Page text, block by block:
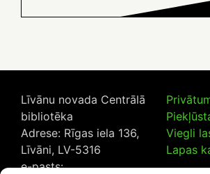
Līvānu novada Centrālā
bibliotēka
Adrese: Rīgas iela 136,
Līvāni, LV-5316
e-pasts:
Viegli
Lapas